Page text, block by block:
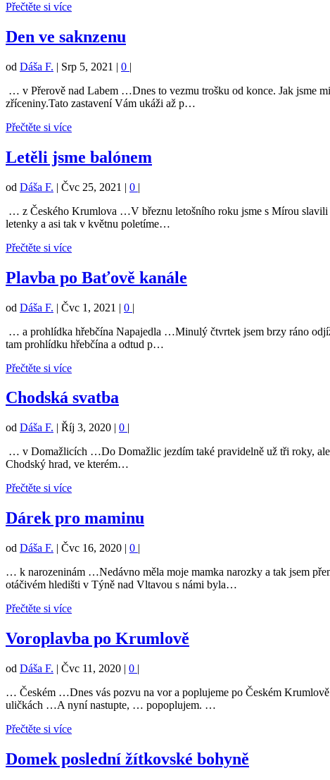
Přečtěte si více
Den ve saknzenu
od Dáša F. | Srp 5, 2021 | 0 |
… v Přerově nad Labem …Dnes to vezmu trošku od konce. Jak jsme
zříceniny.Tato zastavení Vám ukáži až p…
Přečtěte si více
Letěli jsme balónem
od Dáša F. | Čvc 25, 2021 | 0 |
… z Českého Krumlova …V březnu letošního roku jsme s Mírou slavili
letenky a asi tak v květnu poletíme…
Přečtěte si více
Plavba po Baťově kanále
od Dáša F. | Čvc 1, 2021 | 0 |
… a prohlídka hřebčína Napajedla …Minulý čtvrtek jsem brzy ráno
tam prohlídku hřebčína a odtud p…
Přečtěte si více
Chodská svatba
od Dáša F. | Říj 3, 2020 | 0 |
… v Domažlicích …Do Domažlic jezdím také pravidelně už tři roky, ale
Chodský hrad, ve kterém…
Přečtěte si více
Dárek pro maminu
od Dáša F. | Čvc 16, 2020 | 0 |
… k narozeninám …Nedávno měla moje mamka narozky a tak jsem
otáčivém hledišti v Týně nad Vltavou s námi byla…
Přečtěte si více
Voroplavba po Krumlově
od Dáša F. | Čvc 11, 2020 | 0 |
… Českém …Dnes vás pozvu na vor a poplujeme po Českém
uličkách …A nyní nastupte, … popoplujem. …
Přečtěte si více
Domek poslední žítkovské bohyně